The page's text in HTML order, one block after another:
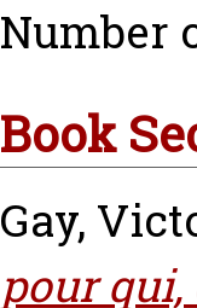
Number
Book
Gay,
pour